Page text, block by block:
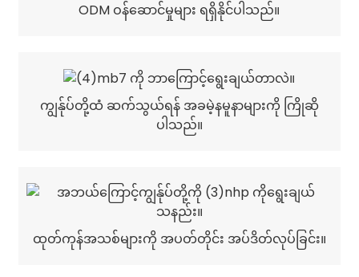
ODM ဝန်ဆောင်မှုများ ရရှိနိုင်ပါသည်။
ကျွန်ုပ်တို့ထံ ဆက်သွယ်ရန် အခမဲ့နမူနာများကို ကြိုဆို
ပါသည်။
ထုတ်ကုန်အသစ်များကို အပတ်တိုင်း အပ်ဒိတ်လုပ်ခြင်း။